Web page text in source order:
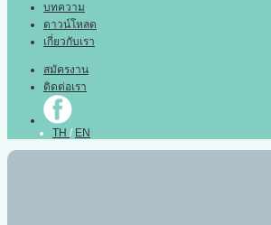
บทความ
ดาวน์โหลด
เกี่ยวกับเรา
สมัครงาน
ติดต่อเรา
TH / EN